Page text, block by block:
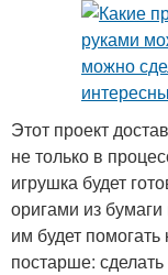
Этот проект
не только в
игрушка будет
оригами из
им будет помогать
постарше: